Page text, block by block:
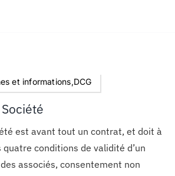
et informations,DCG
est avant tout un contrat, et doit à
conditions de validité d’un
associés, consentement non